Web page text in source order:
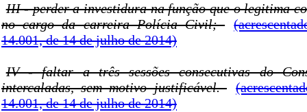
III - perder a investidura na função que o legitima
no cargo da carreira Polícia Civil;
14.001, de 14 de julho de 2014)
IV - faltar a três sessões consecutivas do
intercaladas, sem motivo justificável.
14.001, de 14 de julho de 2014)